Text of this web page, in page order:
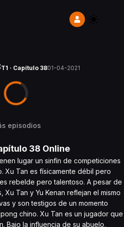
T1 · Capítulo 3801-04-2021
episodios
38 Online
lugar un sinfín de competiciones
Xu Tan es físicamente débil pero
rebelde pero talentoso. A pesar de
Tan y Yu Kenan reflejan el mismo
y son testigos de un momento
chino. Xu Tan es un jugador que
Bajo la influencia de su abuelo,